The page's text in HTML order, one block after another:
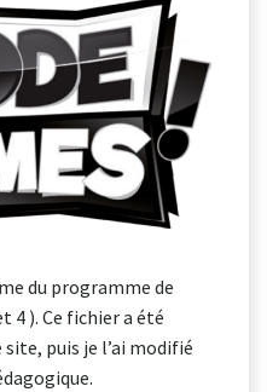
du programme de
4 ). Ce fichier a été
puis je l’ai modifié